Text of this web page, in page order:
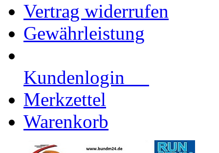
Vertrag widerrufen
Gewährleistung
Kundenlogin
Merkzettel
Warenkorb